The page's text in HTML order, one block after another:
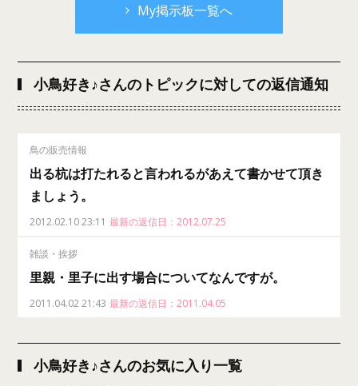
My掲示板一覧へ
小鳥好き♪さんのトピックに対しての返信通知
鳥の販売情報
出る杭は打たれると言われるがあえて書かせて頂き
ましょう。
2012.02.10 23:11 最新の返信日：2012.07.25
雑談・挨拶
里親・里子に出す場合についてなんですが。
2011.04.02 21:43 最新の返信日：2011.04.05
小鳥好き♪さんのお気に入り一覧